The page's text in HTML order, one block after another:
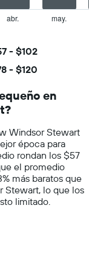
abr. may.
- $102
- $120
en
Windsor Stewart
época para
rondan los $57
el promedio
más baratos que
Stewart, lo que los
limitado.